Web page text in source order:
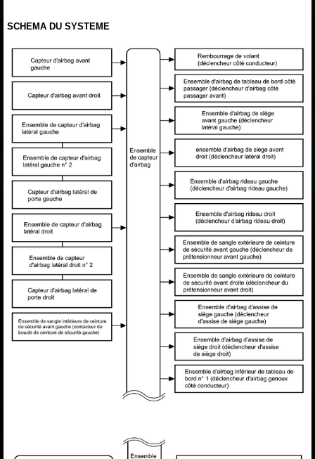
SCHEMA DU SYSTEME